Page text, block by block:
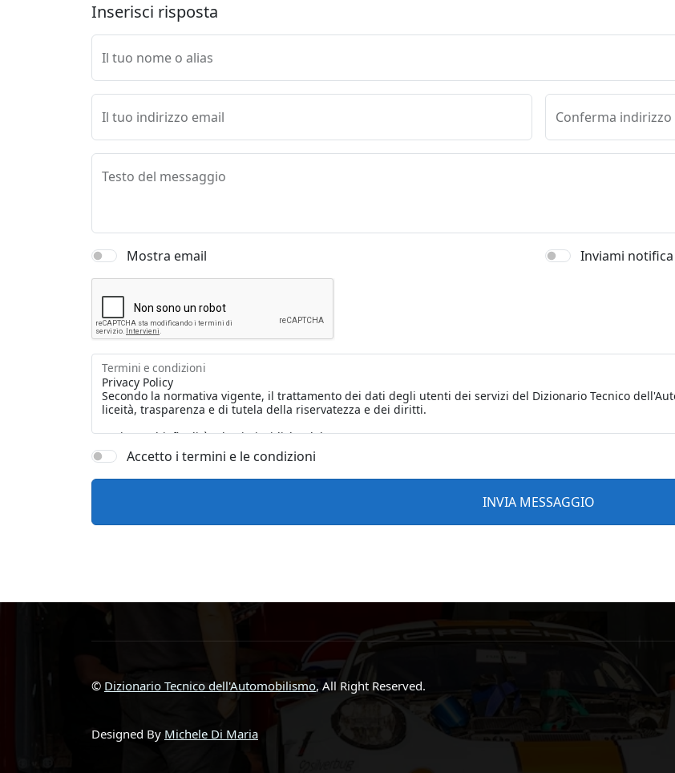
Inserisci risposta
Il tuo nome o alias
Il tuo indirizzo email Conferma indirizzo
Testo del messaggio
Mostra email Inviami
Termini e condizioni
Accetto i termini e le condizioni
© Dizionario Tecnico dell'Automobilismo, All Right Reserved.
Designed By Michele Di Maria